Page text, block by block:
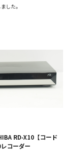
した。
RD-X10【コード
コーダー